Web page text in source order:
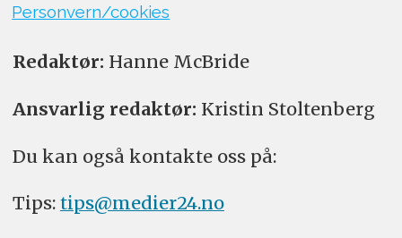
Personvern/cookies
Redaktør: Hanne McBride
Ansvarlig redaktør: Kristin Stoltenberg
Du kan også kontakte oss på:
Tips: tips@medier24.no